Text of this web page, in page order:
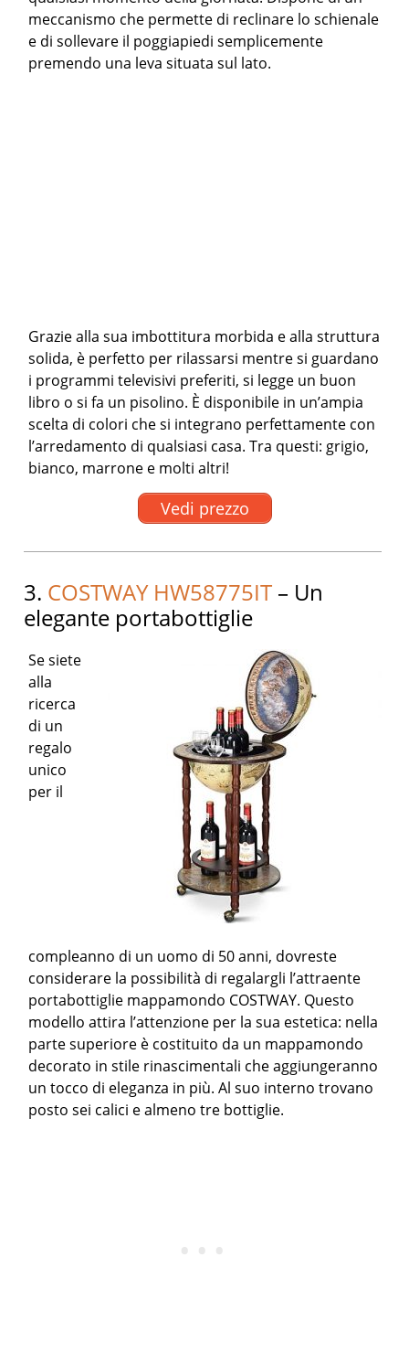
meccanismo che permette di reclinare lo schienale
e di sollevare il poggiapiedi semplicemente
premendo una leva situata sul lato.
Grazie alla sua imbottitura morbida e alla struttura
solida, è perfetto per rilassarsi mentre si guardano
i programmi televisivi preferiti, si legge un buon
libro o si fa un pisolino. È disponibile in un’ampia
scelta di colori che si integrano perfettamente con
l’arredamento di qualsiasi casa. Tra questi: grigio,
bianco, marrone e molti altri!
Vedi prezzo
3. COSTWAY HW58775IT – Un
elegante portabottiglie
Se siete
alla
ricerca
di un
regalo
unico
per il
compleanno di un uomo di 50 anni, dovreste
considerare la possibilità di regalargli l’attraente
portabottiglie mappamondo COSTWAY. Questo
modello attira l’attenzione per la sua estetica: nella
parte superiore è costituito da un mappamondo
decorato in stile rinascimentali che aggiungeranno
un tocco di eleganza in più. Al suo interno trovano
posto sei calici e almeno tre bottiglie.